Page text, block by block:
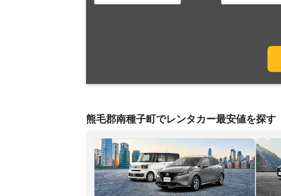
熊毛郡南種子町でレンタカー最安値を探す